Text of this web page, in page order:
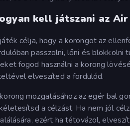
kell játszani az Air
célja, hogy a korongot az
passzolni, lőni és blokkolni
fogod használni a korong
elveszíted a fordulód.
mozgatásához az egér bal
a célzást. Ha nem jól
ezért ha tétovázol,